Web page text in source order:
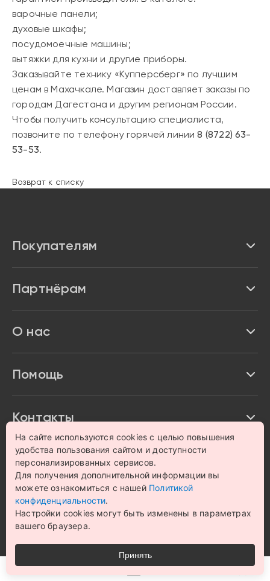
варочные панели;
духовые шкафы;
посудомоечные машины;
вытяжки для кухни и другие приборы.
Заказывайте технику «Купперсберг» по лучшим
ценам в Махачкале. Магазин доставляет заказы по
городам Дагестана и другим регионам России.
Чтобы получить консультацию специалиста,
позвоните по телефону горячей линии8 (8722) 63-
53-53.
Возврат к списку
Покупателям
Доставка и оплата
Акции и скидки
Возврат товара
Политика конфиденциальности
Согласие на обработку персональных данных
Партнёрам
О нас
Помощь
Карта сайта
Контакты
8 800 222 63 53
график с 9:00 до 21:00
hello@magazin-impuls.ru
© 1993 – 2026 Магазин бытовой техники и электроники
«Impulse». Все права защищены.
Цена на сайте носит информационный характер и не
является публичной офертой
На сайте используются cookies с целью повышения
удобства пользования сайтом и доступности
персонализированных сервисов.
Для получения дополнительной информации вы
можете ознакомиться с нашей Политикой
конфиденциальности.
Настройки cookies могут быть изменены в параметрах
вашего браузера.
Принять